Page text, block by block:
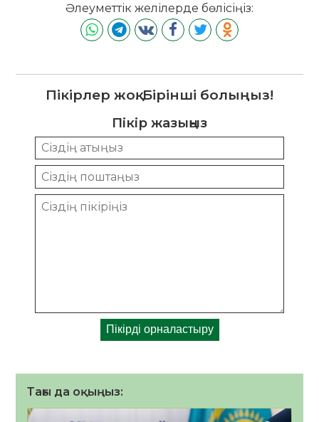
Әлеуметтік желілерде бөлісіңіз:
Пікірлер жоқ. Бірінші болыңыз!
Пікір жазыңыз
Тағы да оқыңыз: